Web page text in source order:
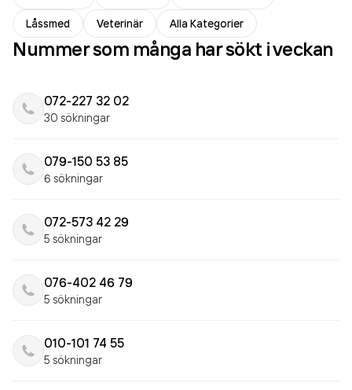
Låssmed
Veterinär Alla Kategorier
Nummer som många har sökt i veckan
072-227 32 02
30 sökningar
079-150 53 85
6 sökningar
072-573 42 29
5 sökningar
076-402 46 79
5 sökningar
010-101 74 55
5 sökningar